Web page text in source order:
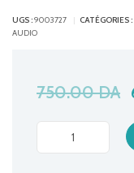
UGS :9003727 CATÉGORIES :
AUDIO
750.00DA
CASQUE
SONICGEAR